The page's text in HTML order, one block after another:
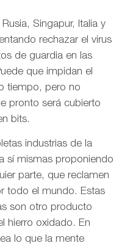
Singapur, Italia y
rechazar el virus
de guardia en las
que impidan el
tiempo, pero no
pronto será cubierto
bits.
industrias de la
sí mismas proponiendo
parte, que reclamen
todo el mundo. Estas
son otro producto
hierro oxidado. En
lo que la mente